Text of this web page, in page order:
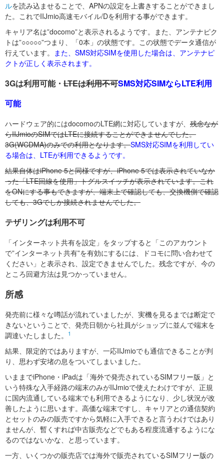
ルを読み込ませることで、APNの設定を上書きすることができまし
た。これでIIJmio高速モバイル/Dを利用する事ができます。
キャリア名は”docomo”と表示されるようです。また、アンテナピク
トは”○○○○○”つまり、「0本」の状態です。この状態でデータ通信が
行えています。 また、SMS対応SIMを使用した場合は、アンテナピ
クトが正しく表示されます。
3Gは利用可能・ LTEは利用不可SMS対応SIMならLTE利用
可能
ハードウェア的にはdocomoのLTE網に対応していますが、 残念なが
らIIJmioのSIMではLTEに接続することができませんでした。
3G(WCDMA)のみでの利用となります。SMS対応SIMを利用してい
る場合は、LTEが利用できるようです。
結果自体はiPhone 5と同様ですが、iPhone 5では表示されていなか
った「LTE回線を使用」トグルスイッチが表示されています。これ
をONにする事もできますが、端末上で確認しても、交換機側で確認
しても、3Gでしか接続されませんでした。
テザリングは利用不可
「インターネット共有を設定」をタップすると「このアカウント
で”インターネット共有”を有効にするには、ドコモに問い合わせて
ください」と表示され、設定できませんでした。残念ですが、今の
ところ回避方法は見つかっていません。
所感
発売前に様々な噂話が流れていましたが、実機を見るまでは断定で
きないということで、発売日朝から社員がショップに並んで端末を
調達いたしました。
1
結果、限定的ではありますが、一応IIJmioでも通信できることが判
り、思わず安堵の息をついてしまいました。
いままでiPhone・iPadは「海外で発売されているSIMフリー版」と
いう特殊な入手経路の端末のみがIIJmioで使えたわけですが、正規
に国内流通している端末でも利用できるようになり、少し状況が改
善したように思います。高価な端末ですし、キャリアとの通信契約
とセットのみの販売ですから気軽に入手できると言うわけではあり
ませんが、暫くすれば中古販売などでもある程度流通するようにな
るのではないかな、と思っています。
一方、いくつかの販売店では海外で販売されているSIMフリー版の